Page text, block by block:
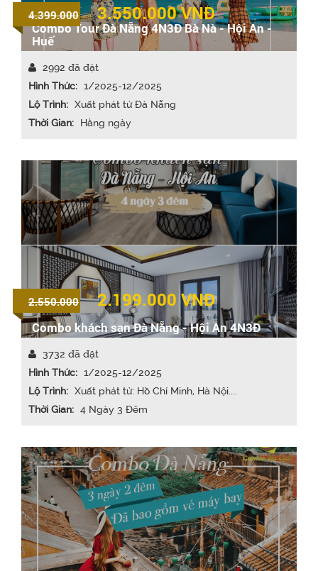
4.399.000 3.550.000VNĐ
Combo Tour Đà Nẵng 4N3Đ Bà Nà - Hội An -
Huế
2992 đã đặt
Hình Thức: 1/2025-12/2025
Lộ Trình: Xuất phát từ Đà Nẵng
Thời Gian: Hằng ngày
2.550.000 2.199.000 VNĐ
Combo khách sạn Đà Nẵng - Hội An 4N3Đ
3732 đã đặt
Hình Thức: 1/2025-12/2025
Lộ Trình: Xuất phát từ: Hồ Chí Minh, Hà Nội....
Thời Gian: 4 Ngày 3 Đêm